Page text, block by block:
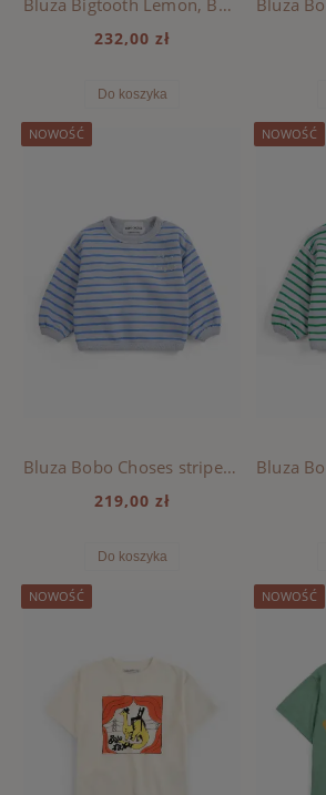
Bluza Bigtooth Lemon, BOBO CHOSES - LIGHT HEATHER GREY
232,00 zł
Do koszyka
Bluza Bobo Choses stripes, BOBO CHOSES - LIGHT HEATHER GREY BLUE
219,00 zł
Do koszyka
NOWOŚĆ NOWOŚĆ
NOWOŚĆ NOWOŚĆ